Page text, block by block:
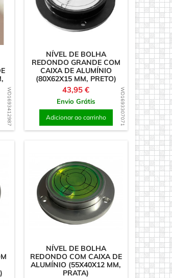
WD1693412987 WD1693307071
NÍVEL DE BOLHA
REDONDO GRANDE COM
CAIXA DE ALUMÍNIO
(80X62X15 MM, PRETO)
Preço
43,95 €
Envio Grátis
Adicionar ao carrinho
NÍVEL DE BOLHA
REDONDO COM CAIXA DE
ALUMÍNIO (55X40X12 MM,
PRATA)